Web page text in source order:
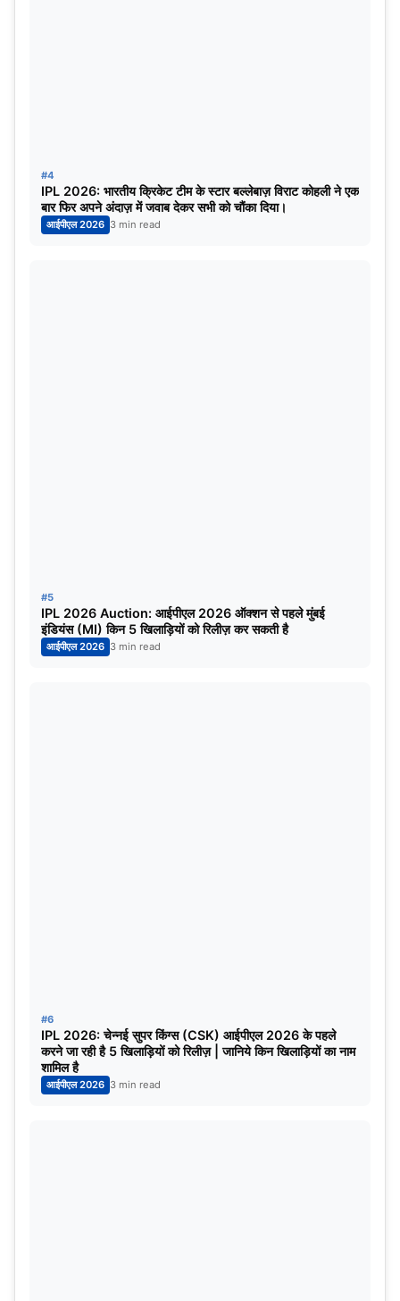
फॉर्म से नहीं, बल्किदबाव झेलने और मानसिक मजबूतीसे जीते जाते हैं।
भारत ने अब तक बेहतरीन टीम प्रदर्शन दिखाया है, जबकि पाकिस्तान
#4
IPL 2026: भारतीय क्रिकेट टीम के स्टार बल्लेबाज़ विराट कोहली ने एक
बार फिर अपने अंदाज़ में जवाब देकर सभी को चौंका दिया।
आईपीएल 2026 3 min read
#5
IPL 2026 Auction: आईपीएल 2026 ऑक्शन से पहले मुंबई
इंडियंस (MI) किन 5 खिलाड़ियों को रिलीज़ कर सकती है
आईपीएल 2026 3 min read
#6
IPL 2026: चेन्नई सुपर किंग्स (CSK) आईपीएल 2026 के पहले
करने जा रही है 5 खिलाड़ियों को रिलीज़ | जानिये किन खिलाड़ियों का नाम
शामिल है
आईपीएल 2026 3 min read